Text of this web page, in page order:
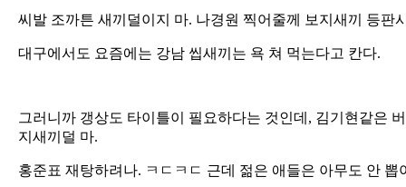
씨발 조까튼 새끼덜이지 마. 나경원 찍어줄께 보지새끼 등판
대구에서도 요즘에는 강남 씹새끼는 욕 쳐 먹는다고 칸다.
그러니까 갱상도 타이틀이 필요하다는 것인데, 김기현같은
지새끼덜 마.
홍준표 재탕하려나. ㅋㄷㅋㄷ 근데 젊은 애들은 아무도 안 뽑